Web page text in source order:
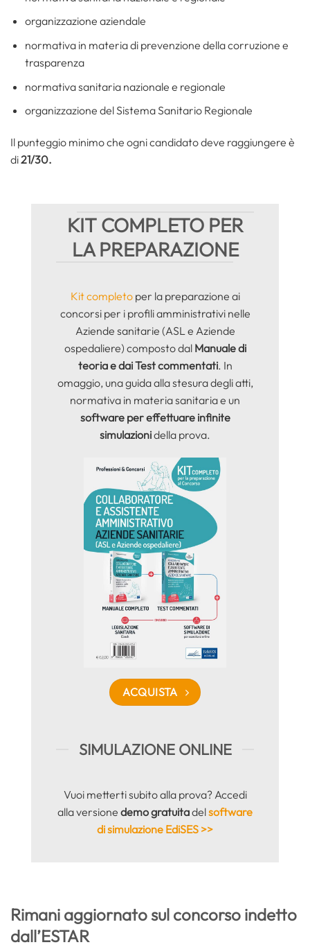
organizzazione aziendale
normativa in materia di prevenzione della corruzione e
trasparenza
normativa sanitaria nazionale e regionale
organizzazione del Sistema Sanitario Regionale
Il punteggio minimo che ogni candidato deve raggiungere è
di21/30.
KIT COMPLETO PER
LA PREPARAZIONE
Kit completoper la preparazione ai
concorsi per i profili amministrativi nelle
Aziende sanitarie (ASL e Aziende
ospedaliere) composto dalManuale di
teoria e dai Test commentati. In
omaggio, una guida alla stesura degli atti,
normativa in materia sanitaria e un
software per effettuare infinite
simulazionidella prova.
ACQUISTA
SIMULAZIONE ONLINE
Vuoi metterti subito alla prova? Accedi
alla versione demo gratuitadelsoftware
di simulazione EdiSES >>
Rimani aggiornato sul concorso indetto
dall’ESTAR